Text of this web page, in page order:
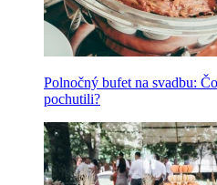
Polnočný bufet na svadbu:
pochutili?